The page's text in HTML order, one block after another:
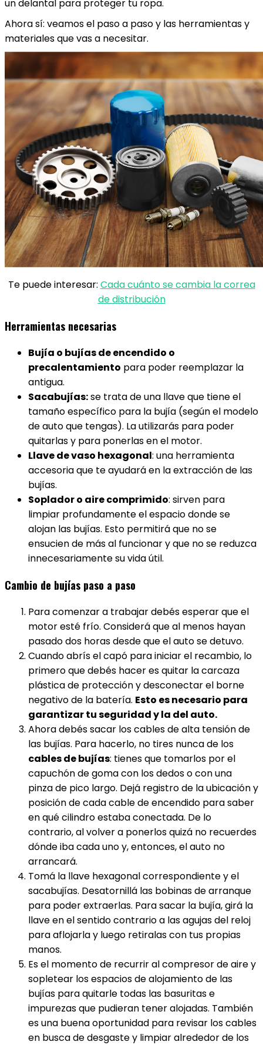
un delantal para proteger tu ropa.
Ahora sí: veamos el paso a paso y las herramientas y
materiales que vas a necesitar.
Te puede interesar: Cada cuánto se cambia la correa
de distribución
Herramientas necesarias
Bujía o bujías de encendido o
precalentamiento para poder reemplazar la
antigua.
Sacabujías:se trata de una llave que tiene el
tamaño específico para la bujía (según el modelo
de auto que tengas). La utilizarás para poder
quitarlas y para ponerlas en el motor.
Llave de vaso hexagonal: una herramienta
accesoria que te ayudará en la extracción de las
bujías.
Soplador o aire comprimido: sirven para
limpiar profundamente el espacio donde se
alojan las bujías. Esto permitirá que no se
ensucien de más al funcionar y que no se reduzca
innecesariamente su vida útil.
Cambio de bujías paso a paso
Para comenzar a trabajar debés esperar que el
motor esté frío. Considerá que al menos hayan
pasado dos horas desde que el auto se detuvo.
Cuando abrís el capó para iniciar el recambio, lo
primero que debés hacer es quitar la carcaza
plástica de protección y desconectar el borne
negativo de la batería. Esto es necesario para
garantizar tu seguridad y la del auto.
Ahora debés sacar los cables de alta tensión de
las bujías. Para hacerlo, no tires nunca de los
cables de bujías: tienes que tomarlos por el
capuchón de goma con los dedos o con una
pinza de pico largo. Dejá registro de la ubicación y
posición de cada cable de encendido para saber
en qué cilindro estaba conectada. De lo
contrario, al volver a ponerlos quizá no recuerdes
dónde iba cada uno y, entonces, el auto no
arrancará.
Tomá la llave hexagonal correspondiente y el
sacabujías. Desatornillá las bobinas de arranque
para poder extraerlas. Para sacar la bujía, girá la
llave en el sentido contrario a las agujas del reloj
para aflojarla y luego retiralas con tus propias
manos.
Es el momento de recurrir al compresor de aire y
sopletear los espacios de alojamiento de las
bujías para quitarle todas las basuritas e
impurezas que pudieran tener alojadas. También
es una buena oportunidad para revisar los cables
en busca de desgaste y limpiar alrededor de los